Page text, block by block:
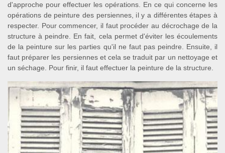
d'approche pour effectuer les opérations. En ce qui concerne les
opérations de peinture des persiennes, il y a différentes étapes à
respecter. Pour commencer, il faut procéder au décrochage de la
structure à peindre. En fait, cela permet d'éviter les écoulements
de la peinture sur les parties qu'il ne faut pas peindre. Ensuite, il
faut préparer les persiennes et cela se traduit par un nettoyage et
un séchage. Pour finir, il faut effectuer la peinture de la structure.